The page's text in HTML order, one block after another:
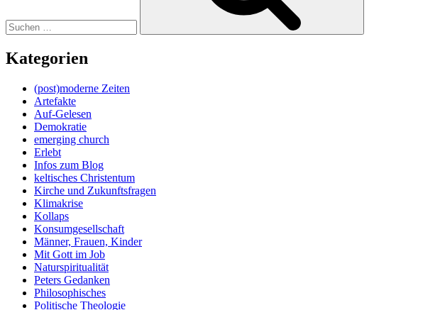
Kategorien
(post)moderne Zeiten
Artefakte
Auf-Gelesen
Demokratie
emerging church
Erlebt
Infos zum Blog
keltisches Christentum
Kirche und Zukunftsfragen
Klimakrise
Kollaps
Konsumgesellschaft
Männer, Frauen, Kinder
Mit Gott im Job
Naturspiritualität
Peters Gedanken
Philosophisches
Politische Theologie